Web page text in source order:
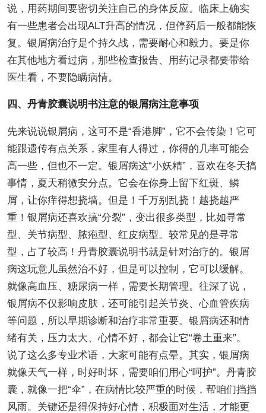
说，用药期间要密切关注自己的身体反应。临床上确实
有一些患者会出现ALT升高的情况，但停药后一般都能恢
复。银屑病治疗是个持久战，需要耐心和毅力。要是你
在其他地方看过病，那些检查报告、用药记录都要带给
医生看，不要隐瞒病情。
四、丹青胶囊说明书注意的银屑病注意事项
先来说说银屑病，这可不是“香港脚”，它不会传染！它可
能跟遗传有点关系，家里有人得过，你得的几率可能会
高一些，但也不一定。银屑病这“小妖精”，喜欢在冬天搞
事情，夏天稍微安分点。它会在你身上留下红斑、鳞
屑，让你痒得想挠墙。但是！千万别乱挠！越挠越严
重！银屑病还喜欢搞“分裂”，变出很多类型，比如寻常
型、关节病型、脓疱型、红皮病型。较常见的是寻常
型，占了较高！丹青胶囊说明书就是针对治疗的。银屑
病这玩意儿虽然治不好，但是可以控制，它可以缓解。
就像高血压、糖尿病一样，需要长期管理。往深了说，
银屑病不仅影响皮肤，还可能引起关节炎、心血管疾病
等问题，所以早期诊断和治疗非常重要。银屑病还和情
绪有关，压力太大、心情不好，都会让它“卷土重来”。
说了这么多专业术语，大家可能有点晕。其实，银屑病
就像天气一样，时好时坏，需要咱们用心“呵护”。丹青胶
囊，就像一把“伞”，在病情比较严重的时候，帮咱们挡挡
风雨。关键还是得保持好心情，积极面对生活，才能更